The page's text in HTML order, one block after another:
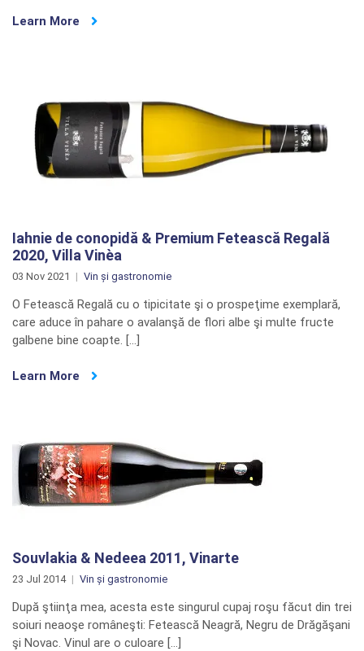
Learn More
Iahnie de conopidă & Premium Fetească Regală
2020, Villa Vinèa
03 Nov 2021 Vin și gastronomie
O Fetească Regală cu o tipicitate şi o prospeţime exemplară,
care aduce în pahare o avalanşă de flori albe şi multe fructe
galbene bine coapte. […]
Learn More
Souvlakia & Nedeea 2011, Vinarte
23 Jul 2014 Vin și gastronomie
După ştiinţa mea, acesta este singurul cupaj roşu făcut din trei
soiuri neaoşe româneşti: Fetească Neagră, Negru de Drăgăşani
şi Novac. Vinul are o culoare […]